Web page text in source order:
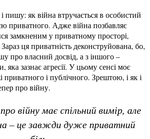
як війна втручається в особистий
приватного. Адже війна позбавляє
замкненим у приватному просторі,
ця приватність деконструйована, бо,
про власний досвід, а з іншого –
яка зазнає агресії. У цьому сенсі моє
і публічного. Зрештою, і як і
про війну.
війну має спільний вимір, але
– це завжди дуже приватний